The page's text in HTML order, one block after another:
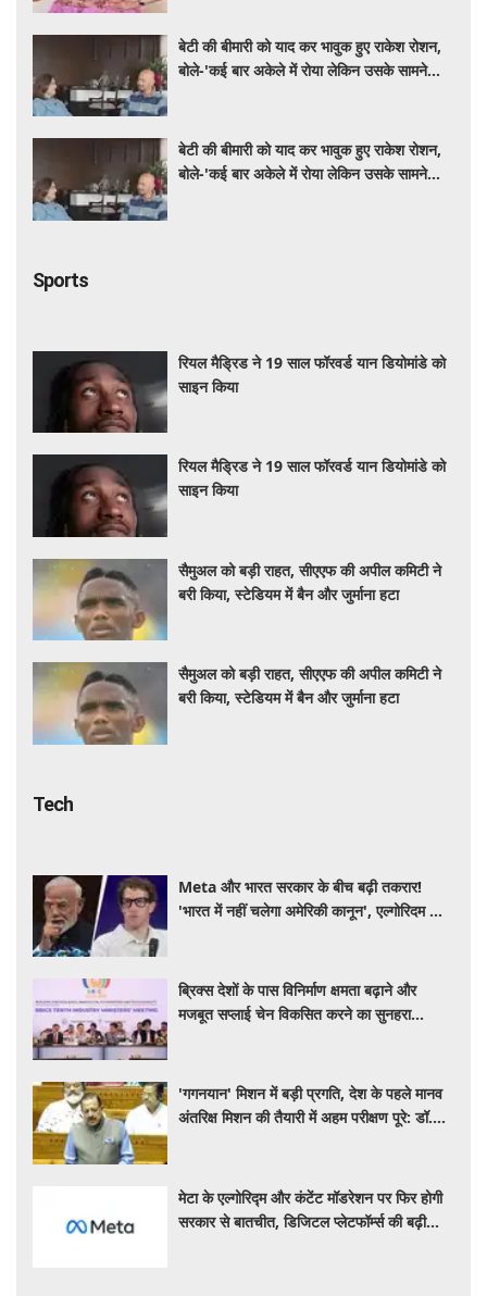
बेटी की बीमारी को याद कर भावुक हुए राकेश रोशन,
बोले-'कई बार अकेले में रोया लेकिन उसके सामने
बेटी की बीमारी को याद कर भावुक हुए राकेश रोशन,
बोले-'कई बार अकेले में रोया लेकिन उसके सामने
Sports
रियल मैड्रिड ने 19 साल फॉरवर्ड यान डियोमांडे को
साइन किया
रियल मैड्रिड ने 19 साल फॉरवर्ड यान डियोमांडे को
साइन किया
सैमुअल को बड़ी राहत, सीएएफ की अपील कमिटी ने
बरी किया, स्टेडियम में बैन और जुर्माना हटा
सैमुअल को बड़ी राहत, सीएएफ की अपील कमिटी ने
बरी किया, स्टेडियम में बैन और जुर्माना हटा
Tech
Meta और भारत सरकार के बीच बढ़ी तकरार!
'भारत में नहीं चलेगा अमेरिकी कानून', एल्गोरिदम को
ब्रिक्स देशों के पास विनिर्माण क्षमता बढ़ाने और
मजबूत सप्लाई चेन विकसित करने का सुनहरा
'गगनयान' मिशन में बड़ी प्रगति, देश के पहले मानव
अंतरिक्ष मिशन की तैयारी में अहम परीक्षण पूरे: डॉ.
मेटा के एल्गोरिद्म और कंटेंट मॉडरेशन पर फिर होगी
सरकार से बातचीत, डिजिटल प्लेटफॉर्म्स की बढ़ी